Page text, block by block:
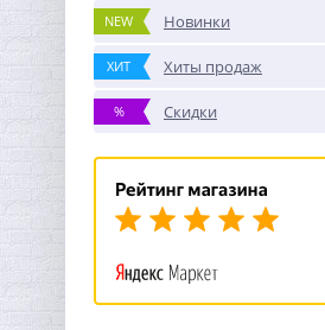
NEW Новинки
ХИТ Хиты продаж
% Скидки